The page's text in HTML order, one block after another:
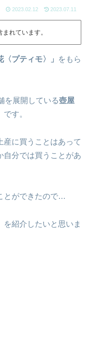
2023.02.12 2023.07.11
れています。
〈プティモ〉」
をもら
を展開している壺屋
です。
産に買うことはあって
自分では買うことがあ
とができたので…
を紹介したいと思いま